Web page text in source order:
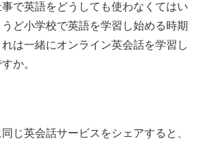
で英語をどうしても使わなくてはい
ど小学校で英語を学習し始める時期
は一緒にオンライン英会話を学習し
か。
じ英会話サービスをシェアすると、